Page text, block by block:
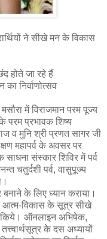
ने सीखे मन के विकास
होते जा रहे हैं
का निर्वाणोत्सव
में विराजमान परम पूज्य
परम प्रभावक शिष्य
व मुनि श्री प्रणत सागर जी
महापर्व के अवसर पर
संस्कार शिविर में पर्व
चतुर्दशी पर्व, वासुपूज्य
के लिए ध्यान कराया।
ने आत्म-विकास के सूत्र सीखे
किये। ऑनलाइन अभिषेक,
के दस अध्यायों